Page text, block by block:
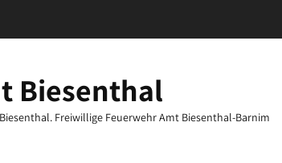
Biesenthal
Freiwillige Feuerwehr Amt Biesenthal-Barnim